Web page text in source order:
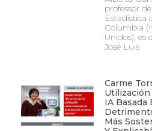
professor
Estadística
Columbia
Unidos), es
José Luis
Carme
IA Basada
Más